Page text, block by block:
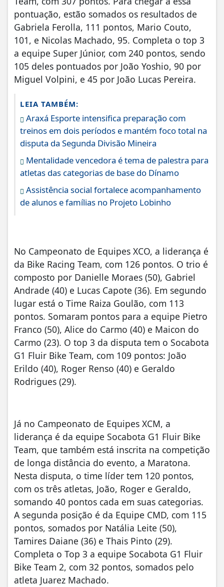
pontuação, estão somados os resultados de
Gabriela Ferolla, 111 pontos, Mario Couto,
101, e Nicolas Machado, 95. Completa o top 3
a equipe Super Júnior, com 240 pontos, sendo
105 deles pontuados por João Yoshio, 90 por
Miguel Volpini, e 45 por João Lucas Pereira.
LEIA TAMBÉM:
Araxá Esporte intensifica preparação com
treinos em dois períodos e mantém foco total na
disputa da Segunda Divisão Mineira
Mentalidade vencedora é tema de palestra para
atletas das categorias de base do Dínamo
Assistência social fortalece acompanhamento
de alunos e famílias no Projeto Lobinho
No Campeonato de Equipes XCO, a liderança é
da Bike Racing Team, com 126 pontos. O trio é
composto por Danielle Moraes (50), Gabriel
Andrade (40) e Lucas Capote (36). Em segundo
lugar está o Time Raiza Goulão, com 113
pontos. Somaram pontos para a equipe Pietro
Franco (50), Alice do Carmo (40) e Maicon do
Carmo (23). O top 3 da disputa tem o Socabota
G1 Fluir Bike Team, com 109 pontos: João
Erildo (40), Roger Renso (40) e Geraldo
Rodrigues (29).
Já no Campeonato de Equipes XCM, a
liderança é da equipe Socabota G1 Fluir Bike
Team, que também está inscrita na competição
de longa distância do evento, a Maratona.
Nesta disputa, o time líder tem 120 pontos,
com os três atletas, João, Roger e Geraldo,
somando 40 pontos cada em suas categorias.
A segunda posição é da Equipe CMD, com 115
pontos, somados por Natália Leite (50),
Tamires Daiane (36) e Thais Pinto (29).
Completa o Top 3 a equipe Socabota G1 Fluir
Bike Team 2, com 32 pontos, somados pelo
atleta Juarez Machado.